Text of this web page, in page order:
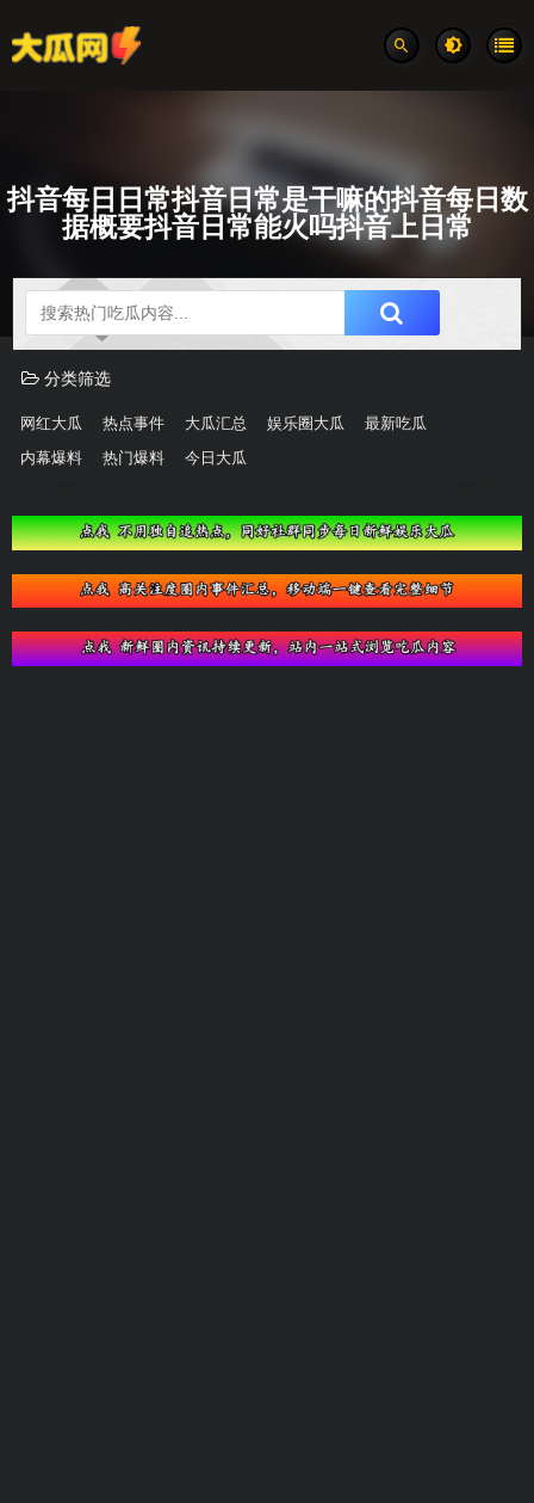
抖音每日日常抖音日常是干嘛的抖音每日数
据概要抖音日常能火吗抖音上日常
吃瓜分类速览
分类筛选
网红大瓜 热点事件 大瓜汇总 娱乐圈大瓜 最新吃瓜
内幕爆料 热门爆料 今日大瓜